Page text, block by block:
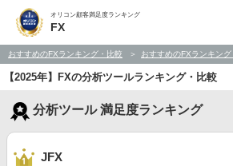
オリコン顧客満足度ランキング
FX
おすすめのFXランキング・比較 おすすめのFXランキング
【2025年】FXの分析ツールランキング・比較
分析ツール 満足度ランキング
JFX